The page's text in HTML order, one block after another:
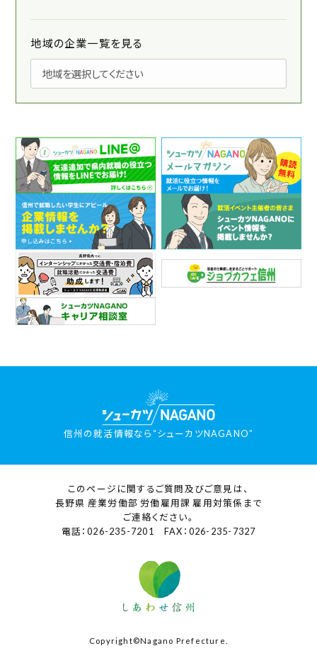
地域の企業一覧を見る
信州の就活情報なら“シューカツNAGANO”
このページに関するご質問及びご意見は、
長野県 産業労働部 労働雇用課 雇用対策係まで
ご連絡ください。
電話：026-235-7201 FAX：026-235-7327
Copyright©Nagano Prefecture.